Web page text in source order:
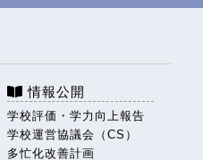
情報公開
学校評価・学力向上報告
学校運営協議会（CS）
多忙化改善計画